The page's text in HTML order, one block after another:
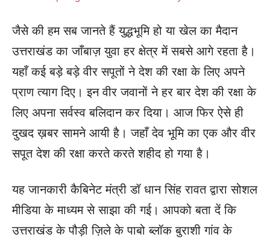
जैसे की हम सब जानते हैं युद्धभूमि हो या खेल का मैदान
उत्तराखंड का जाँबाज़ युवा हर क्षेत्र में सबसे आगे रहता है।
यहाँ कई बड़े बड़े वीर सपूतों ने देश की रक्षा के लिए अपने
प्राण त्याग दिए। इन वीर जवानों ने हर बार देश की रक्षा के
लिए अपना सर्वस्व बलिदान कर दिया। आज फिर ऐसे ही
दुखद ख़बर सामने आयी है। जहाँ देव भूमि का एक और वीर
सपूत देश की रक्षा करते करते शहीद हो गया है।
यह जानकारी कैबिनेट मंत्री डॉ धान सिंह रावत द्वारा सोशल
मीडिया के माध्यम से साझा की गई। आपको बता दें कि
उत्तराखंड के पौड़ी ज़िले के पाबो ब्लॉक बुराशी गांव के